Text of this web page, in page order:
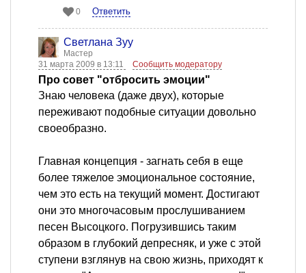
0 Ответить
Светлана Зуу
Мастер
31 марта 2009 в 13:11
Сообщить модератору
Про совет "отбросить эмоции"
Знаю человека (даже двух), которые
переживают подобные ситуации довольно
своеобразно.
Главная концепция - загнать себя в еще
более тяжелое эмоциональное состояние,
чем это есть на текущий момент. Достигают
они это многочасовым прослушиванием
песен Высоцкого. Погрузившись таким
образом в глубокий депресняк, и уже с этой
ступени взглянув на свою жизнь, приходят к